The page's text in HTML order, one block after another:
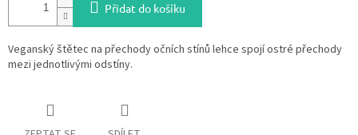
Přidat do košíku
Veganský štětec na přechody očních stínů lehce spojí ostré přechody
mezi jednotlivými odstíny.